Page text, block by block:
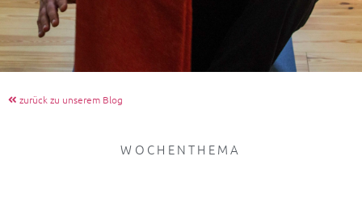
zurück zu unserem Blog
WOCHENTHEMA